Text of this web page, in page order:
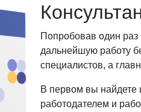
Попробовав один раз
дальнейшую работу
специалистов, а
В первом вы
работодателем и